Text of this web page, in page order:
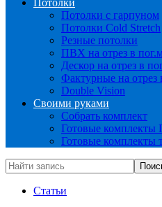
Потолки с гарпуном
Потолки Cold Stretch
Резные потолки
ПВХ на отрез в
Дескор на отрез в
Фактурные на отрез
Double Vision
Своими руками
Собрать комплект
Готовые комплекты
Готовые комплекты
Статьи